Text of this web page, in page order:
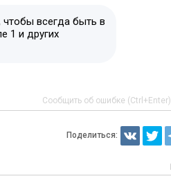
чтобы всегда быть в
1 и других
Сообщить об ошибке (Ctrl+Enter)
Поделиться: